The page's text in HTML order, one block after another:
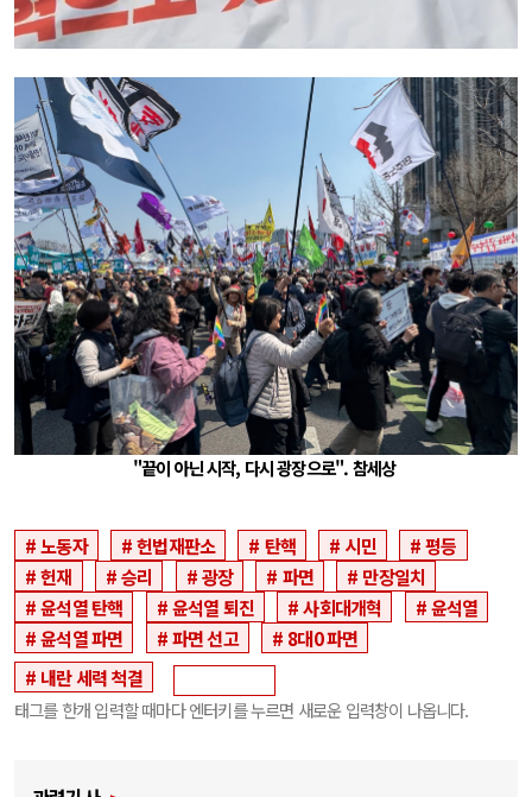
"끝이 아닌 시작, 다시 광장으로". 참세상
노동자 헌법재판소 탄핵 시민
평등
헌재
승리 광장 파면
만장일치
윤석열 탄핵
윤석열 퇴진 사회대개혁
윤석열
윤석열 파면
파면 선고
8대0 파면
내란 세력 척결
태그를 한개 입력할 때마다 엔터키를 누르면 새로운 입력창이 나옵니다.